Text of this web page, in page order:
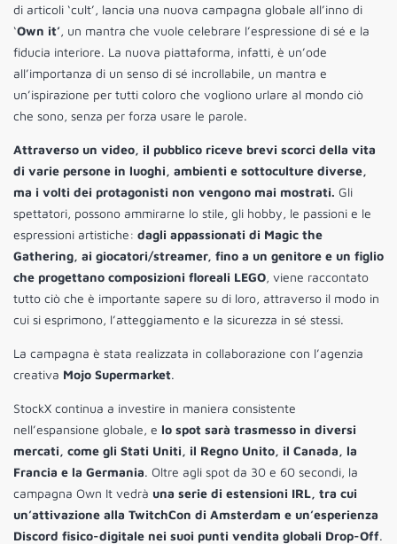
di articoli ‘cult’, lancia una nuova campagna globale all’inno di
‘Own it’, un mantra che vuole celebrare l’espressione di sé e la
fiducia interiore. La nuova piattaforma, infatti, è un’ode
all’importanza di un senso di sé incrollabile, un mantra e
un’ispirazione per tutti coloro che vogliono urlare al mondo ciò
che sono, senza per forza usare le parole.
Attraverso un video, il pubblico riceve brevi scorci della vita
di varie persone in luoghi, ambienti e sottoculture diverse,
ma i volti dei protagonisti non vengono mai mostrati. Gli
spettatori, possono ammirarne lo stile, gli hobby, le passioni e le
espressioni artistiche: dagli appassionati di Magic the
Gathering, ai giocatori/streamer, fino a un genitore e un figlio
che progettano composizioni floreali LEGO, viene raccontato
tutto ciò che è importante sapere su di loro, attraverso il modo in
cui si esprimono, l’atteggiamento e la sicurezza in sé stessi.
La campagna è stata realizzata in collaborazione con l’agenzia
creativa Mojo Supermarket.
StockX continua a investire in maniera consistente
nell’espansione globale, e lo spot sarà trasmesso in diversi
mercati, come gli Stati Uniti, il Regno Unito, il Canada, la
Francia e la Germania. Oltre agli spot da 30 e 60 secondi, la
campagna Own It vedrà una serie di estensioni IRL, tra cui
un’attivazione alla TwitchCon di Amsterdam e un’esperienza
Discord fisico-digitale nei suoi punti vendita globali Drop-Off.